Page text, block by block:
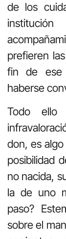
de los
prefieren
fin de ese
haberse
Todo ello
don, es
posibilidad
no nacida,
la de uno
paso?
sobre el